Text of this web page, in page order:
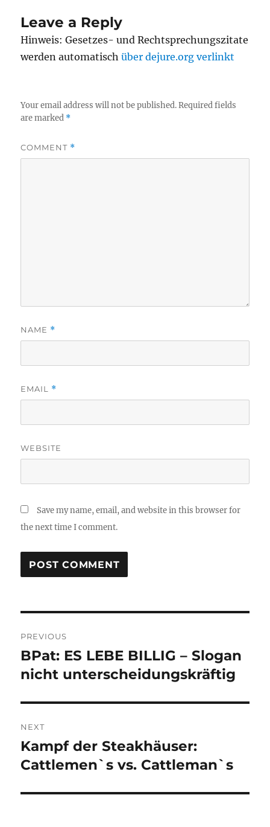
Leave a Reply
Hinweis: Gesetzes- und Rechtsprechungszitate
werden automatischüber dejure.org verlinkt
Your email address will not be published. Required fields
are marked *
COMMENT *
NAME *
EMAIL *
WEBSITE
Save my name, email, and website in this browser for
the next time I comment.
navigation
PREVIOUS
Previous
post:
BPat: ES LEBE BILLIG – Slogan
nicht unterscheidungskräftig
NEXT
Next
post:
Kampf der Steakhäuser:
Cattlemen`s vs. Cattleman`s